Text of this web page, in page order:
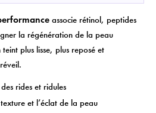
associe rétinol, peptides
la régénération de la peau
plus lisse, plus reposé et
rides et ridules
et l’éclat de la peau
×